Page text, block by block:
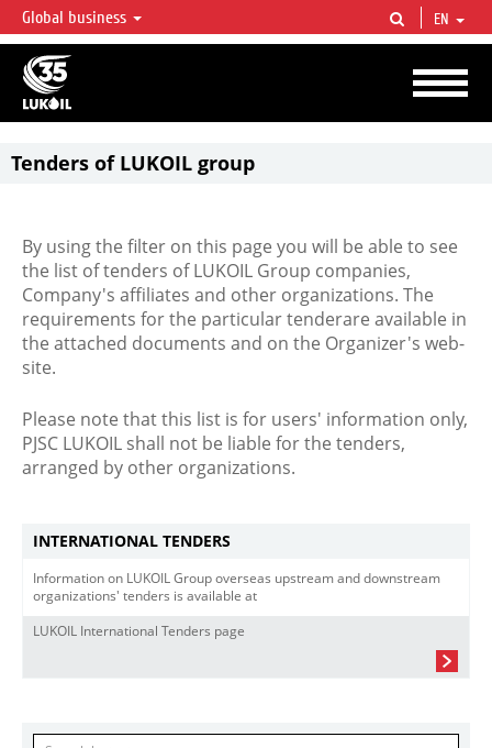
LUKOIL OVERVIEW
LUKOIL is one of the largest oil & gas vertical integrated companies in the world
accounting for over 2% of crude production and circa 1% of proved hydrocarbon
reserves globally.
Global business EN
Tenders of LUKOIL group
By using the filter on this page you will be able to see
the list of tenders of LUKOIL Group companies,
Company's affiliates and other organizations. The
requirements for the particular tenderare available in
the attached documents and on the Organizer's web-
site.
Please note that this list is for users' information only,
PJSC LUKOIL shall not be liable for the tenders,
arranged by other organizations.
INTERNATIONAL TENDERS
Information on LUKOIL Group overseas upstream and downstream
organizations' tenders is available at
LUKOIL International Tenders page